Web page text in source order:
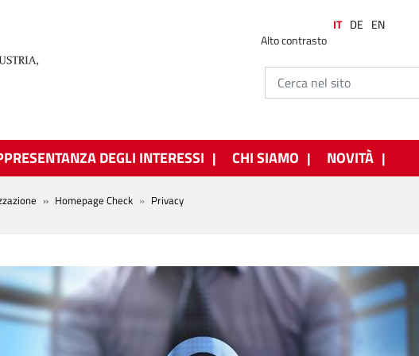
Alto contrasto
IT DE EN
DEGLI INTERESSI CHI SIAMO NOVITÀ
Homepage Check Privacy